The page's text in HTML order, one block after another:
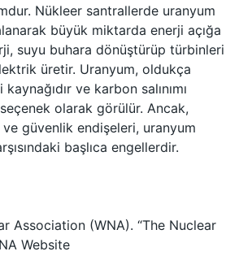
Nükleer santrallerde uranyum
büyük miktarda enerji açığa
suyu buhara dönüştürüp türbinleri
üretir. Uranyum, oldukça
ve karbon salınımı
olarak görülür. Ancak,
ve güvenlik endişeleri, uranyum
başlıca engellerdir.
Association (WNA). “The Nuclear
Website